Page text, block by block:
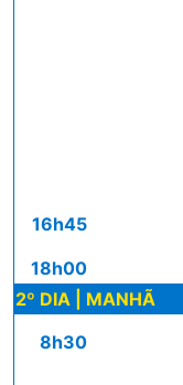
16h45
18h00
2º DIA | MANHÃ
8h30